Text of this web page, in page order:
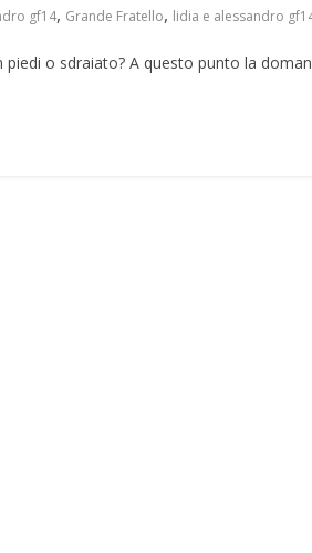
gf14, Grande Fratello, lidia e alessandro
o sdraiato? A questo punto la